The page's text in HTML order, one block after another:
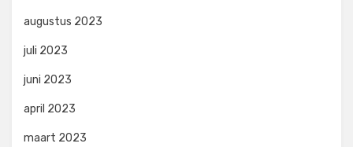
augustus 2023
juli 2023
juni 2023
april 2023
maart 2023